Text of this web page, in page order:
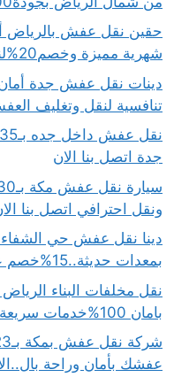
شهرية مميزة وخصم20%لنقل العفش
تنافسية لنقل وتغليف العفش
جدة اتصل بنا الان
ونقل احترافي اتصل بنا
دينا نقل عفش حي
بمعدات حديثة..15%خصم على خدمةالتغليف
نقل مخلفات البناء
بامان 100%خدمات سريعة 24ساعة
عفشك بأمان وراحة